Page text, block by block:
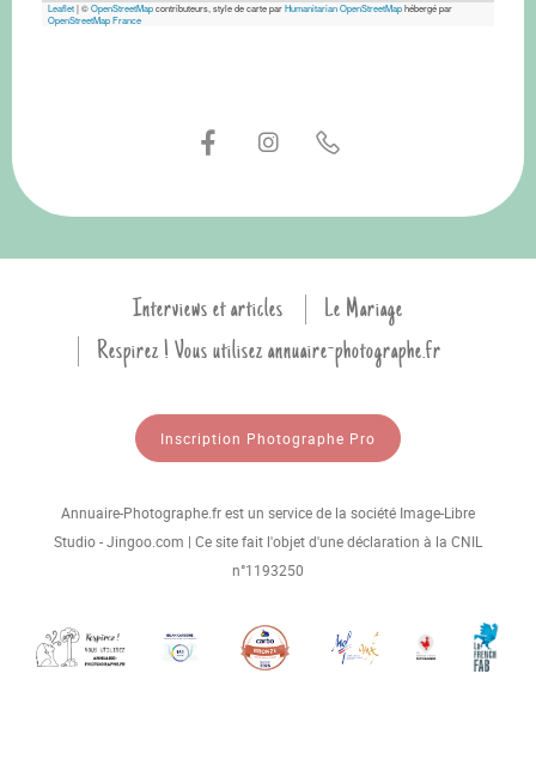
Leaflet|©OpenStreetMapcontributeurs, style de carte parHumanitarian OpenStreetMaphébergé par
OpenStreetMap France
Interviews et articles
Le Mariage
Respirez ! Vous utilisez annuaire-photographe.fr
Inscription Photographe Pro
Annuaire-Photographe.fr est un service de la société Image-Libre
Studio - Jingoo.com | Ce site fait l'objet d'une déclaration à la CNIL
n°1193250